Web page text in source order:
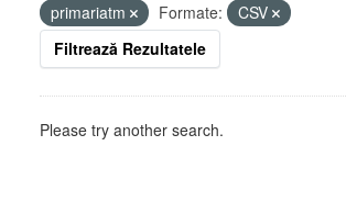
primariatm
Formate:
CSV
Filtrează Rezultatele
Please try another search.